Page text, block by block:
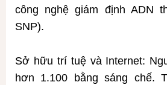
công nghệ giám định ADN
SNP).
Sở hữu trí tuệ và Internet:
hơn 1.100 bằng sáng chế.